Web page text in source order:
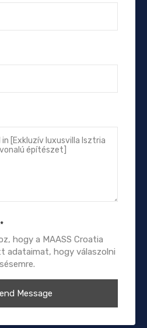
*
hogy a MAASS Croatia
adataimat, hogy válaszolni
Message